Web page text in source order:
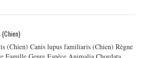
(Chien) Canis lupus familiaris (Chien) Règne
Famille Genre Espèce Animalia Chordata